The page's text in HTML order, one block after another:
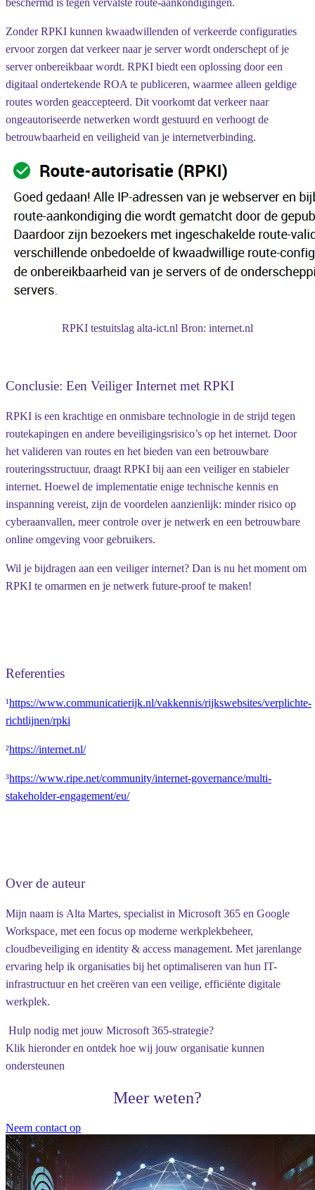
Zonder RPKI kunnen kwaadwillenden of verkeerde configuraties
ervoor zorgen dat verkeer naar je server wordt onderschept of je
server onbereikbaar wordt. RPKI biedt een oplossing door een
digitaal ondertekende ROA te publiceren, waarmee alleen geldige
routes worden geaccepteerd. Dit voorkomt dat verkeer naar
ongeautoriseerde netwerken wordt gestuurd en verhoogt de
betrouwbaarheid en veiligheid van je internetverbinding.
RPKI testuitslag alta-ict.nl Bron: internet.nl
Conclusie: Een Veiliger Internet met RPKI
RPKI is een krachtige en onmisbare technologie in de strijd tegen
routekapingen en andere beveiligingsrisico’s op het internet. Door
het valideren van routes en het bieden van een betrouwbare
routeringsstructuur, draagt RPKI bij aan een veiliger en stabieler
internet. Hoewel de implementatie enige technische kennis en
inspanning vereist, zijn de voordelen aanzienlijk: minder risico op
cyberaanvallen, meer controle over je netwerk en een betrouwbare
online omgeving voor gebruikers.
Wil je bijdragen aan een veiliger internet? Dan is nu het moment om
RPKI te omarmen en je netwerk future-proof te maken!
Referenties
¹https://www.communicatierijk.nl/vakkennis/rijkswebsites/verplichte-
richtlijnen/rpki
²https://internet.nl/
³https://www.ripe.net/community/internet-governance/multi-
stakeholder-engagement/eu/
Over de auteur
Mijn naam is Alta Martes, specialist in Microsoft 365 en Google
Workspace, met een focus op moderne werkplekbeheer,
cloudbeveiliging en identity & access management. Met jarenlange
ervaring help ik organisaties bij het optimaliseren van hun IT-
infrastructuur en het creëren van een veilige, efficiënte digitale
werkplek.
Hulp nodig met jouw Microsoft 365-strategie?
Klik hieronder en ontdek hoe wij jouw organisatie kunnen
ondersteunen
Meer weten?
Neem contact op